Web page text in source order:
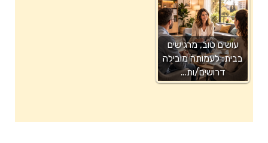
עושים טוב, מרגישים
בבית: לעמותה מובילה
דרושים/ות…